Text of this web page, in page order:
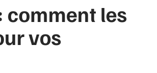
comment les
vos